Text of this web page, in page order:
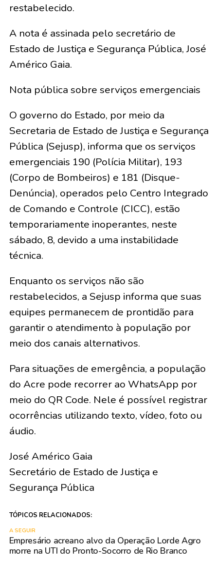
restabelecido.
A nota é assinada pelo secretário de
Estado de Justiça e Segurança Pública, José
Américo Gaia.
Nota pública sobre serviços emergenciais
O governo do Estado, por meio da
Secretaria de Estado de Justiça e Segurança
Pública (Sejusp), informa que os serviços
emergenciais 190 (Polícia Militar), 193
(Corpo de Bombeiros) e 181 (Disque-
Denúncia), operados pelo Centro Integrado
de Comando e Controle (CICC), estão
temporariamente inoperantes, neste
sábado, 8, devido a uma instabilidade
técnica.
Enquanto os serviços não são
restabelecidos, a Sejusp informa que suas
equipes permanecem de prontidão para
garantir o atendimento à população por
meio dos canais alternativos.
Para situações de emergência, a população
do Acre pode recorrer ao WhatsApp por
meio do QR Code. Nele é possível registrar
ocorrências utilizando texto, vídeo, foto ou
áudio.
José Américo Gaia
Secretário de Estado de Justiça e
Segurança Pública
TÓPICOS RELACIONADOS:
A SEGUIR
Empresário acreano alvo da Operação Lorde Agro
morre na UTI do Pronto-Socorro de Rio Branco